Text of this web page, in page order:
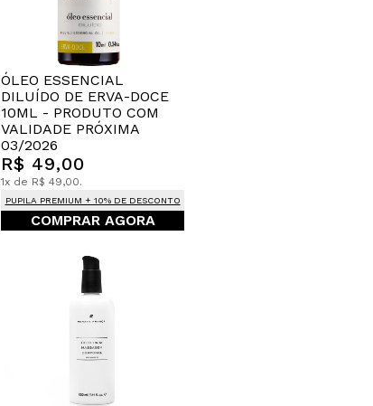
ÓLEO ESSENCIAL
DILUÍDO DE ERVA-DOCE
10ML - PRODUTO COM
VALIDADE PRÓXIMA
03/2026
R$ 49,00
1x de R$ 49,00.
PUPILA PREMIUM + 10% DE DESCONTO
COMPRAR AGORA